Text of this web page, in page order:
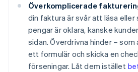
Överkomplicerade
din faktura är svår att läsa
pengar är oklara, kanske
sidan. Överdrivna hinder –
ett formulär och skicka en
förseningar. Låt dem istället